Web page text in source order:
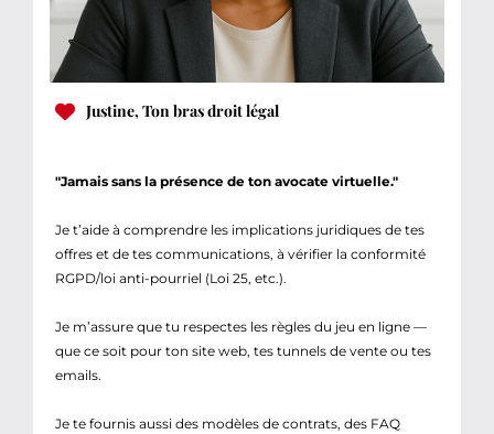
Justine, Ton bras droit légal
"Jamais sans la présence de ton avocate virtuelle."
Je t’aide à comprendre les implications juridiques de tes
offres et de tes communications, à vérifier la conformité
RGPD/loi anti-pourriel (Loi 25, etc.).
Je m’assure que tu respectes les règles du jeu en ligne —
que ce soit pour ton site web, tes tunnels de vente ou tes
emails.
Je te fournis aussi des modèles de contrats, des FAQ